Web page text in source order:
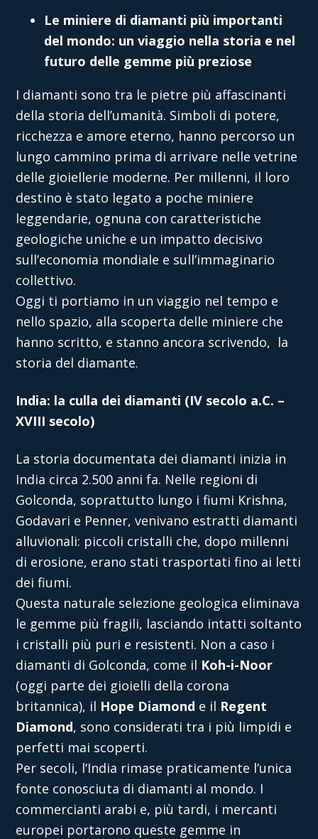
Le miniere di diamanti più importanti
del mondo: un viaggio nella storia e nel
futuro delle gemme più preziose
I diamanti sono tra le pietre più affascinanti
della storia dell’umanità. Simboli di potere,
ricchezza e amore eterno, hanno percorso un
lungo cammino prima di arrivare nelle vetrine
delle gioiellerie moderne. Per millenni, il loro
destino è stato legato a poche miniere
leggendarie, ognuna con caratteristiche
geologiche uniche e un impatto decisivo
sull’economia mondiale e sull’immaginario
collettivo.
Oggi ti portiamo in un viaggio nel tempo e
nello spazio, alla scoperta delle miniere che
hanno scritto, e stanno ancora scrivendo, la
storia del diamante.
India: la culla dei diamanti (IV secolo a.C. –
XVIII secolo)
La storia documentata dei diamanti inizia in
India circa 2.500 anni fa. Nelle regioni di
Golconda, soprattutto lungo i fiumi Krishna,
Godavari e Penner, venivano estratti diamanti
alluvionali: piccoli cristalli che, dopo millenni
di erosione, erano stati trasportati fino ai letti
dei fiumi.
Questa naturale selezione geologica eliminava
le gemme più fragili, lasciando intatti soltanto
i cristalli più puri e resistenti. Non a caso i
diamanti di Golconda, come il Koh-i-Noor
(oggi parte dei gioielli della corona
britannica), il Hope Diamond e il Regent
Diamond, sono considerati tra i più limpidi e
perfetti mai scoperti.
Per secoli, l’India rimase praticamente l’unica
fonte conosciuta di diamanti al mondo. I
commercianti arabi e, più tardi, i mercanti
europei portarono queste gemme in